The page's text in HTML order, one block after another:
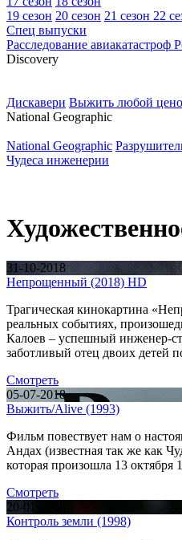
19 сезон 20 сезон 21 сезон 22
Спец выпуски
Расследование авиакатастроф
Discovery
Дискавери Выжить любой
National Geographic
National Geographic
Чудеса инженерии
31-10-2018
Непрощенный (2018) HD
Трагическая кинокартина
реальных событиях,
Калоев – успешный инженер-
заботливый отец двоих детей
Смотреть
05-07-2018
Выжить/Alive (1993)
Фильм повествует нам о
Андах (известная так же как
которая произошла 13 октября
Смотреть
20-01-2018
Контроль земли (1998)